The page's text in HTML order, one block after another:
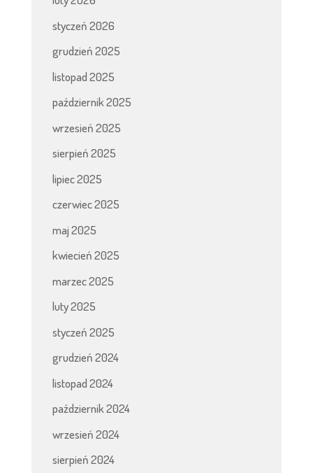
styczeń 2026
grudzień 2025
listopad 2025
październik 2025
wrzesień 2025
sierpień 2025
lipiec 2025
czerwiec 2025
maj 2025
kwiecień 2025
marzec 2025
luty 2025
styczeń 2025
grudzień 2024
listopad 2024
październik 2024
wrzesień 2024
sierpień 2024